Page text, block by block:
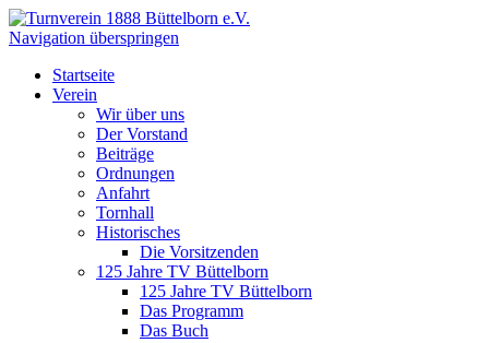
Navigation überspringen
Startseite
Verein
Wir über uns
Der Vorstand
Beiträge
Ordnungen
Anfahrt
Tornhall
Historisches
Die Vorsitzenden
125 Jahre TV Büttelborn
125 Jahre TV Büttelborn
Das Programm
Das Buch